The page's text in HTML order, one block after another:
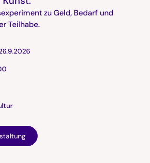
zu Geld, Bedarf und
Teilhabe.